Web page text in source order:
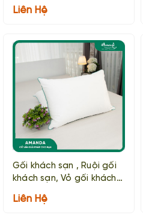
Liên Hệ
Gối khách sạn , Ruội gối
khách sạn, Vỏ gối khách
Liên Hệ